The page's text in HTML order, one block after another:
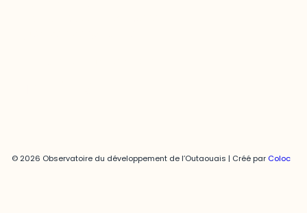
© 2026 Observatoire du développement de l’Outaouais | Créé par Coloc